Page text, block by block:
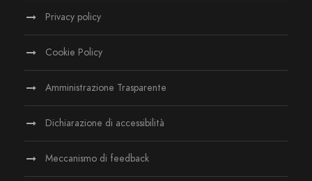
Privacy policy
Cookie Policy
Amministrazione Trasparente
Dichiarazione di accessibilità
Meccanismo di feedback